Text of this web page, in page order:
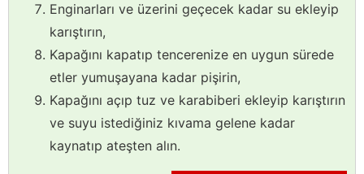
Enginarları ve üzerini geçecek kadar su ekleyip
karıştırın,
Kapağını kapatıp tencerenize en uygun sürede
etler yumuşayana kadar pişirin,
Kapağını açıp tuz ve karabiberi ekleyip karıştırın
ve suyu istediğiniz kıvama gelene kadar
kaynatıp ateşten alın.